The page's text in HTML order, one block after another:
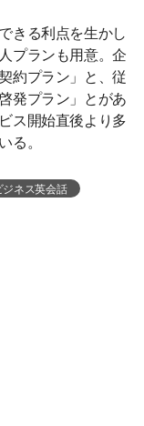
きる利点を生かし
プランも用意。企
約プラン」と、従
発プラン」とがあ
ス開始直後より多
る。
ジネス英会話